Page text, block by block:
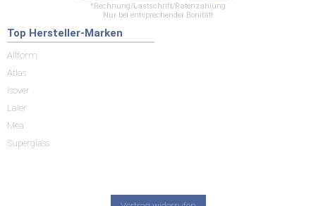
*Rechnung/Lastschrift/Ratenzahlung
Nur bei entsprechender Bonität!
Top Hersteller-Marken
Allform
Atlas
Isover
Laier
Mea
Superglass